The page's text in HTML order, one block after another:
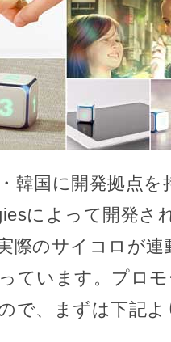
韓国に開発拠点を
によって開発さ
際のサイコロが連
ています。プロ
で、まずは下記